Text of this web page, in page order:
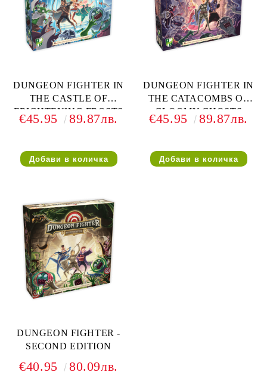
DUNGEON FIGHTER IN
THE CASTLE OF
FRIGHTENING FROSTS
€45.95 89.87лв.
DUNGEON FIGHTER IN
THE CATACOMBS OF
GLOOMY GHOSTS
€45.95 89.87лв.
DUNGEON FIGHTER -
SECOND EDITION
€40.95 80.09лв.